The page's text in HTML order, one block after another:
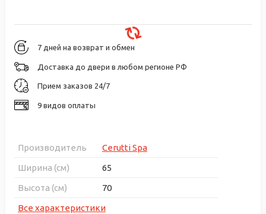
7 дней на возврат и обмен
Доставка до двери в любом регионе РФ
Прием заказов 24/7
9 видов оплаты
Производитель
Cerutti Spa
Ширина (см)
65
Высота (см)
70
Все характеристики